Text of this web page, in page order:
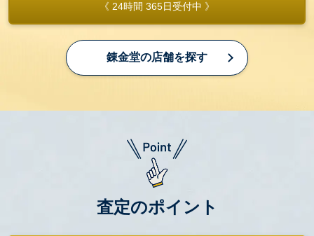
《 24時間 365日受付中 》
錬金堂の店舗を探す
査定のポイント